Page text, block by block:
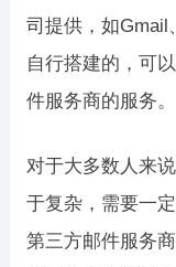
司提供，如Gmail
自行搭建的，可
件服务商的服务。
对于大多数人来
于复杂，需要一
第三方邮件服务